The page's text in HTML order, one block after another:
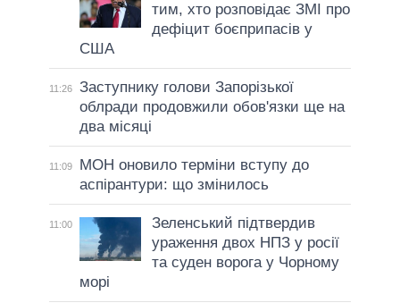
тим, хто розповідає ЗМІ про
дефіцит боєприпасів у
США
11:26
Заступнику голови Запорізької
облради продовжили обов'язки ще на
два місяці
11:09
МОН оновило терміни вступу до
аспірантури: що змінилось
11:00
Зеленський підтвердив
ураження двох НПЗ у росії
та суден ворога у Чорному
морі